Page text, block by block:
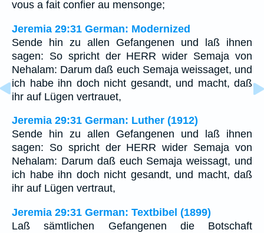
vous a fait confier au mensonge;
Jeremia 29:31 German: Modernized
Sende hin zu allen Gefangenen und laß ihnen
sagen: So spricht der HERR wider Semaja von
Nehalam: Darum daß euch Semaja weissaget, und
ich habe ihn doch nicht gesandt, und macht, daß
ihr auf Lügen vertrauet,
Jeremia 29:31 German: Luther (1912)
Sende hin zu allen Gefangenen und laß ihnen
sagen: So spricht der HERR wider Semaja von
Nehalam: Darum daß euch Semaja weissagt, und
ich habe ihn doch nicht gesandt, und macht, daß
ihr auf Lügen vertraut,
Jeremia 29:31 German: Textbibel (1899)
Laß sämtlichen Gefangenen die Botschaft